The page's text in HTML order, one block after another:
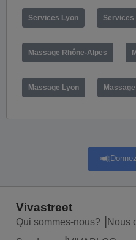
Services Lyon Services
Massage Rhône-Alpes
Massage Lyon
Vivastreet
Qui sommes-nous? Nous